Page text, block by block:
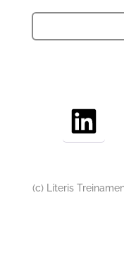
LinkedIn
(c) Líteris